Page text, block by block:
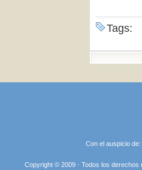
Tags:
Con el auspicio de:
Copyright © 2009 · Todos los derechos